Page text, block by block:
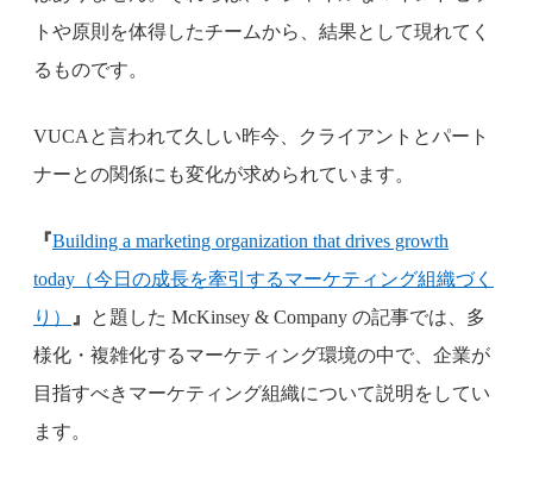
トや原則を体得したチームから、結果として現れてく
るものです。
VUCAと言われて久しい昨今、クライアントとパート
ナーとの関係にも変化が求められています。
『Building a marketing organization that drives growth
today（今日の成長を牽引するマーケティング組織づく
り）
』
と題した McKinsey & Company の記事では、多
様化・複雑化するマーケティング環境の中で、企業が
目指すべきマーケティング組織について説明をしてい
ます。